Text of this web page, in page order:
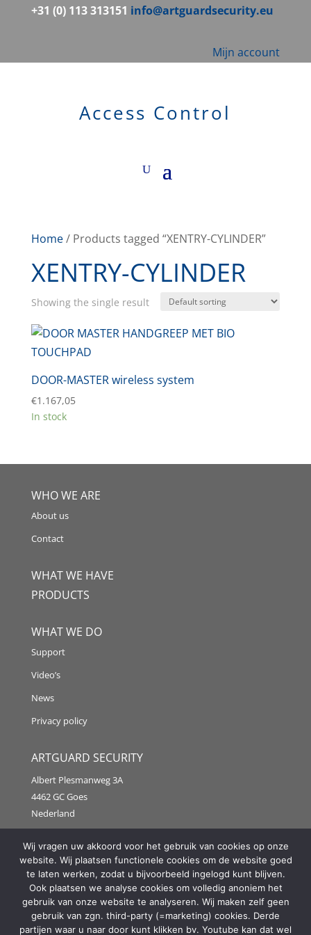
+31 (0) 113 313151 info@artguardsecurity.eu
Mijn account
Access Control
Home/ Products tagged “XENTRY-CYLINDER”
XENTRY-CYLINDER
Showing the single result
DOOR-MASTER wireless system
€1.167,05
In stock
WHO WE ARE
About us
Contact
WHAT WE HAVE
PRODUCTS
WHAT WE DO
Support
Video’s
News
Privacy policy
ARTGUARD SECURITY
Albert Plesmanweg 3A
4462 GC Goes
Nederland
Tel: +31 (0) 113 313151
E-mail:info@artguardsecurity.eu
Copyright @2021 Artguard Security | Made in cooperation
Wij vragen uw akkoord voor het gebruik van cookies op onze
website. Wij plaatsen functionele cookies om de website goed
te laten werken, zodat u bijvoorbeeld ingelogd kunt blijven.
Ook plaatsen we analyse cookies om volledig anoniem het
gebruik van onze website te analyseren. Wij maken zelf geen
gebruik van zgn. third-party (=marketing) cookies. Derde
partijen waar u naar door kunt klikken bv. Youtube kan dat wel